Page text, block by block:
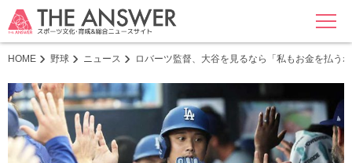
MENU
HOME 野球 ニュース ロバーツ監督、大谷を見るなら「私もお金を払う